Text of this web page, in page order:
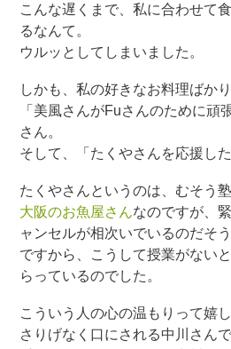
こんな遅くまで、私に合わせて
るなんて。
ウルッとしてしまいました。
しかも、私の好きなお料理ばか
「美風さんがFuさんのために頑
さん。
そして、「たくやさんを応援し
たくやさんというのは、むそう
大阪のお魚屋さんなのですが、
ャンセルが相次いでいるのだそう
ですから、こうして授業がない
らっているのでした。
こういう人の心の温もりって嬉し
さりげなく口にされる中川さん